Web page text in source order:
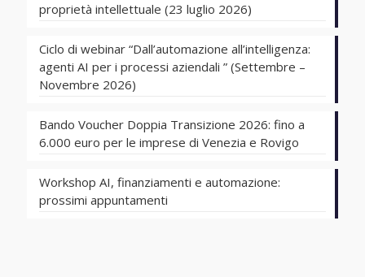
proprietà intellettuale (23 luglio 2026)
Ciclo di webinar “Dall’automazione all’intelligenza:
agenti AI per i processi aziendali ” (Settembre –
Novembre 2026)
Bando Voucher Doppia Transizione 2026: fino a
6.000 euro per le imprese di Venezia e Rovigo
Workshop AI, finanziamenti e automazione:
prossimi appuntamenti